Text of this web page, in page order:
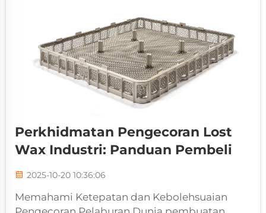
Perkhidmatan Pengecoran Lost
Wax Industri: Panduan Pembeli
2025-10-20 10:36:06
Memahami Ketepatan dan Kebolehsuaian